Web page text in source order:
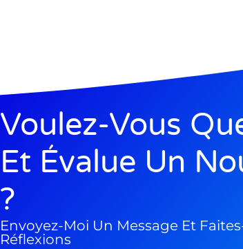
Voulez-Vous
Et Évalue Un
?
Envoyez-Moi Un Message Et
Réflexions